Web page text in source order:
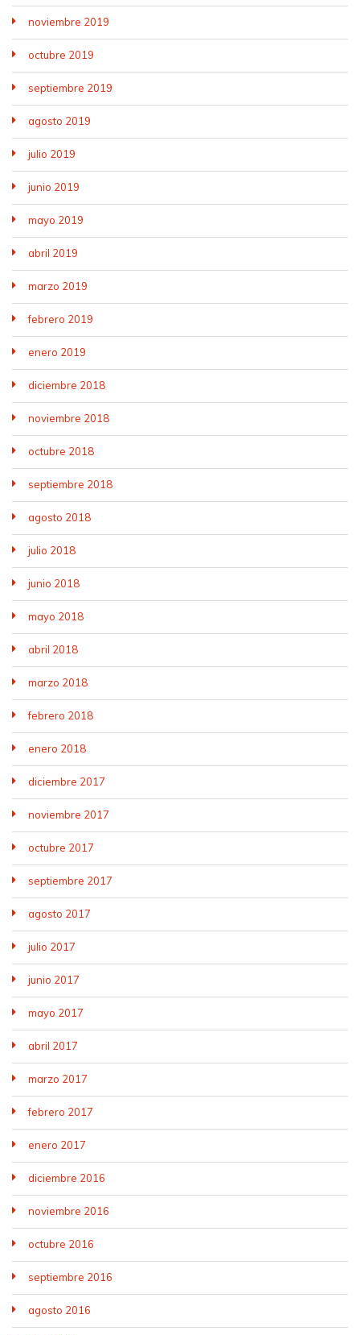
noviembre 2019
octubre 2019
septiembre 2019
agosto 2019
julio 2019
junio 2019
mayo 2019
abril 2019
marzo 2019
febrero 2019
enero 2019
diciembre 2018
noviembre 2018
octubre 2018
septiembre 2018
agosto 2018
julio 2018
junio 2018
mayo 2018
abril 2018
marzo 2018
febrero 2018
enero 2018
diciembre 2017
noviembre 2017
octubre 2017
septiembre 2017
agosto 2017
julio 2017
junio 2017
mayo 2017
abril 2017
marzo 2017
febrero 2017
enero 2017
diciembre 2016
noviembre 2016
octubre 2016
septiembre 2016
agosto 2016